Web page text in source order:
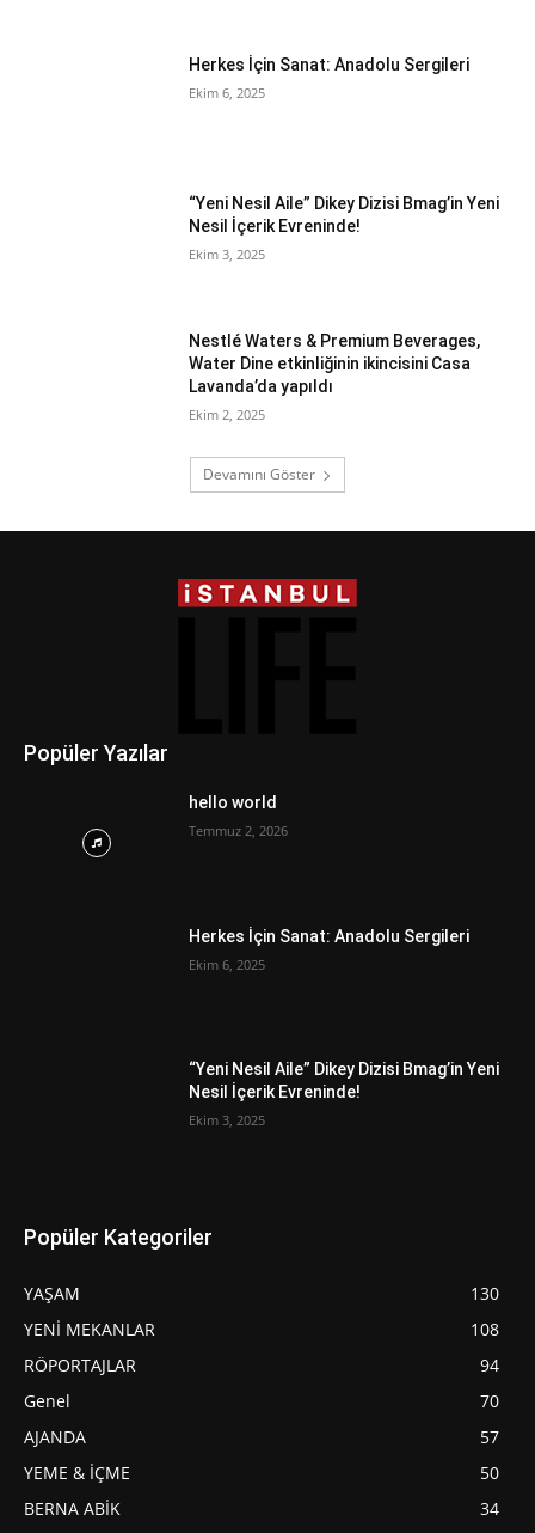
Herkes İçin Sanat: Anadolu Sergileri
Ekim 6, 2025
“Yeni Nesil Aile” Dikey Dizisi Bmag’in Yeni
Nesil İçerik Evreninde!
Ekim 3, 2025
Nestlé Waters & Premium Beverages,
Water Dine etkinliğinin ikincisini Casa
Lavanda’da yapıldı
Ekim 2, 2025
Devamını Göster
Popüler Yazılar
hello world
Temmuz 2, 2026
Herkes İçin Sanat: Anadolu Sergileri
Ekim 6, 2025
“Yeni Nesil Aile” Dikey Dizisi Bmag’in Yeni
Nesil İçerik Evreninde!
Ekim 3, 2025
Popüler Kategoriler
YAŞAM
130
YENİ MEKANLAR
108
RÖPORTAJLAR
94
Genel
70
AJANDA
57
YEME & İÇME
50
BERNA ABİK
34